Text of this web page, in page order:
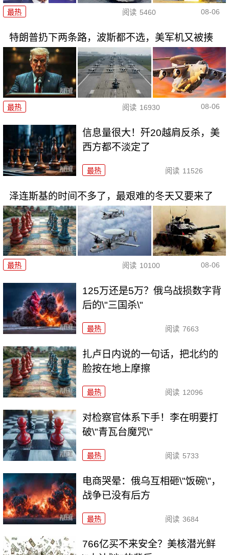
最热 阅读 5460 08-06
特朗普扔下两条路，波斯都不选，美军机又被揍
最热 阅读 16930 08-06
信息量很大！歼20越肩反杀，美
西方都不淡定了
最热 阅读 11526
泽连斯基的时间不多了，最艰难的冬天又要来了
最热 阅读 10100 08-06
125万还是5万？俄乌战损数字背
后的\"三国杀\"
最热 阅读 7663
扎卢日内说的一句话，把北约的
脸按在地上摩擦
最热 阅读 12096
对检察官体系下手！李在明要打
破\"青瓦台魔咒\"
最热 阅读 5733
电商哭晕：俄乌互相砸\"饭碗\"，
战争已没有后方
最热 阅读 3684
766亿买不来安全？美核潜光鲜